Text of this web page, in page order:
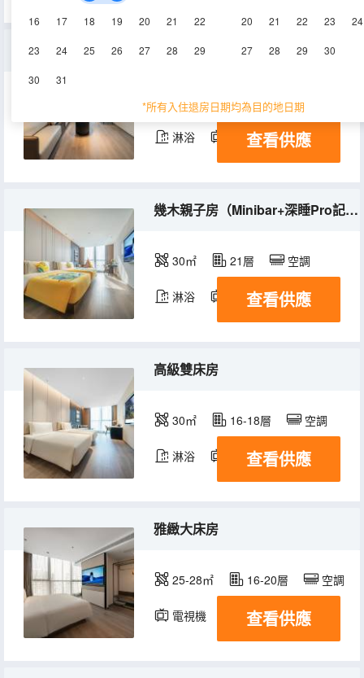
16 17 18 19 20 21 22
23 24 25 26 27 28 29
30 31
20 21 22 23 24
27 28 29 30
*所有入住退房日期均為目的地日期
64㎡ 21層 空調
淋浴 電視機 冰箱
查看供應
幾木親子房（Minibar+深睡Pro記憶枕+兒童帳篷）
30㎡ 21層 空調
淋浴 電視機 冰箱
查看供應
高級雙床房
30㎡ 16-18層 空調
淋浴 電視機
查看供應
雅緻大床房
25-28㎡ 16-20層 空調
電視機 查看供應